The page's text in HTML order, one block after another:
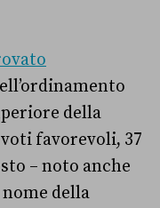
della
favorevoli, 37
– noto anche
della